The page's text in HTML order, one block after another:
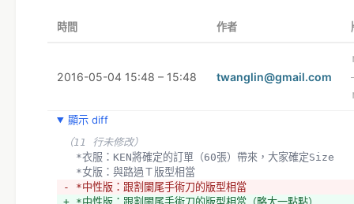
時間 作者
2016-05-04 15:48 – 15:48 twanglin@gmail.com
顯示 diff
（11 行未修改）
  *衣服：KEN將確定的訂單（60張）帶來，大家確定Size
  *女版：與路過Ｔ版型相當
- *中性版：跟割闌尾手術刀的版型相當